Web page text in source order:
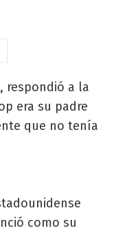
, respondió a la
era su padre
que no tenía
como su